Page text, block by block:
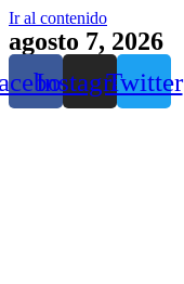
Ir al contenido
agosto 7, 2026
InstagramTwitter